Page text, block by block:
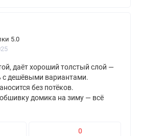
5.0
даёт хороший толстый слой —
с дешёвыми вариантами.
без потёков.
домика на зиму — всё
0